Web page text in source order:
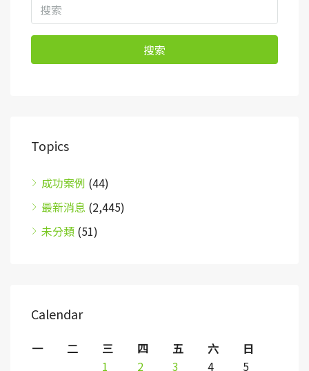
搜索
Topics
成功案例 (44)
最新消息 (2,445)
未分類 (51)
Calendar
一 二 三 四 五 六
日
1
2 3 4
5